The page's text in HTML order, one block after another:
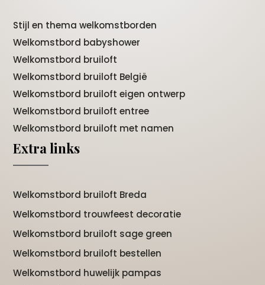
Stijl en thema welkomstborden
Welkomstbord babyshower
Welkomstbord bruiloft
Welkomstbord bruiloft België
Welkomstbord bruiloft eigen ontwerp
Welkomstbord bruiloft entree
Welkomstbord bruiloft met namen
Extra links
Welkomstbord bruiloft Breda
Welkomstbord trouwfeest decoratie
Welkomstbord bruiloft sage green
Welkomstbord bruiloft bestellen
Welkomstbord huwelijk pampas